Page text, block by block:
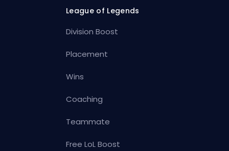
League of Legends
Division Boost
Placement
Wins
Coaching
Teammate
Free LoL Boost